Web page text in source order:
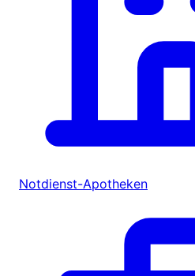
Notdienst-Apotheken